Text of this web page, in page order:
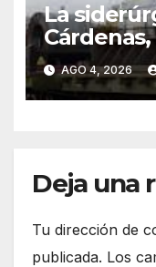
La
Recursos
de Miseria
AGO 4, 2026
Deja una
Tu dirección de
publicada. Los